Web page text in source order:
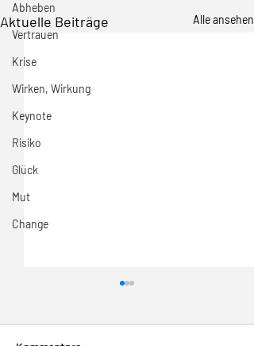
Abheben
Vertrauen
Krise
Wirken, Wirkung
Keynote
Risiko
Glück
Mut
Change
Aktuelle Beiträge Alle ansehen